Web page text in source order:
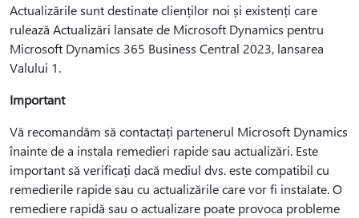
Actualizările sunt destinate clienților noi și existenți care
rulează Actualizări lansate de Microsoft Dynamics pentru
Microsoft Dynamics 365 Business Central 2023, lansarea
Valului 1.
Important
Vă recomandăm să contactați partenerul Microsoft Dynamics
înainte de a instala remedieri rapide sau actualizări. Este
important să verificați dacă mediul dvs. este compatibil cu
remedierile rapide sau cu actualizările care vor fi instalate. O
remediere rapidă sau o actualizare poate provoca probleme